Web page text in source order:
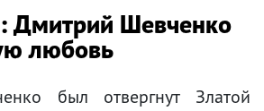
Дмитрий Шевченко
любовь
был отвергнут Златой